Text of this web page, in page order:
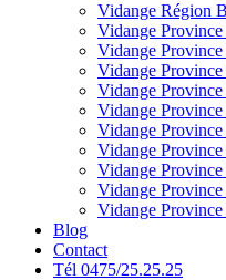
Vidange Région
Vidange
Vidange
Vidange
Vidange
Vidange
Vidange
Vidange
Vidange
Vidange
Vidange
Blog
Contact
Tél 0475/25.25.25